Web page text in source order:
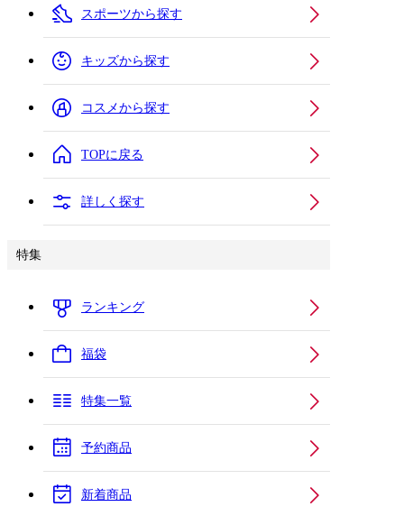
スポーツから探す
キッズから探す
コスメから探す
TOPに戻る
詳しく探す
特集
ランキング
福袋
特集一覧
予約商品
新着商品